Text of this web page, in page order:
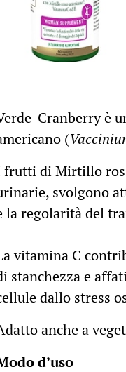
Cranberry è
(
frutti di Mirtillo
svolgono
la regolarità del
vitamina C
stanchezza e
dallo stress
anche a
d’uso